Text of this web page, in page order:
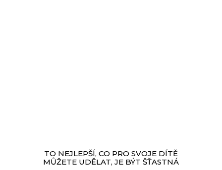
TO NEJLEPŠÍ, CO PRO SVOJE DÍTĚ
MŮŽETE UDĚLAT, JE BÝT ŠŤASTNÁ